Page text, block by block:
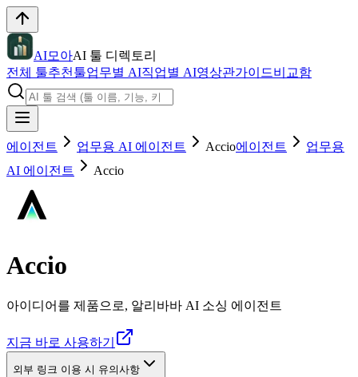
AI모아AI 툴 디렉토리
전체 툴추천툴업무별 AI직업별 AI영상관가이드비교함
에이전트 업무용 AI 에이전트 Accio에이전트
업무용
AI 에이전트
Accio
Accio
아이디어를 제품으로, 알리바바 AI 소싱 에이전트
지금 바로 사용하기
외부 링크 이용 시 유의사항